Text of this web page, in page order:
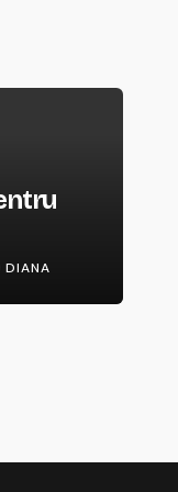
DIANA